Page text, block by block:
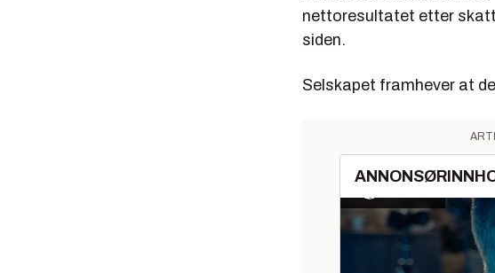
nettoresultatet etter skatt
siden.
Selskapet framhever at